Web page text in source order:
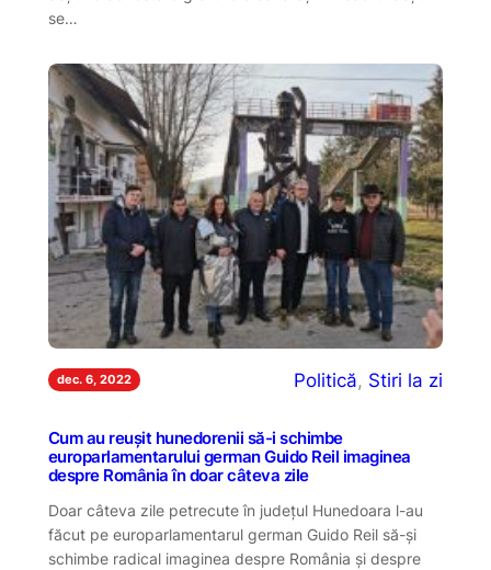
se…
dec. 6, 2022 Politică, Stiri la zi
Cum au reușit hunedorenii să-i schimbe
europarlamentarului german Guido Reil imaginea
despre România în doar câteva zile
Doar câteva zile petrecute în județul Hunedoara l-au
făcut pe europarlamentarul german Guido Reil să-și
schimbe radical imaginea despre România și despre